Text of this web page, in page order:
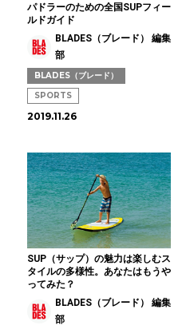
パドラーのための全国SUPフィー
ルドガイド
BLADES（ブレード） 編集
部
BLADES（ブレード）
SPORTS
2019.11.26
SUP（サップ）の魅力は楽しむス
タイルの多様性。あなたはもうや
ってみた？
BLADES（ブレード） 編集
部